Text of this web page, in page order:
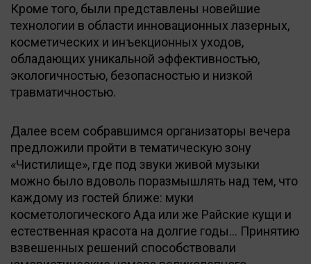
Кроме того, были представлены новейшие
технологии в области инновационных лазерных,
косметических и инъекционных уходов,
обладающих уникальной эффективностью,
экологичностью, безопасностью и низкой
травматичностью.
Далее всем собравшимся организаторы вечера
предложили пройти в тематическую зону
«Чистилище», где под звуки живой музыки
можно было вдоволь поразмышлять над тем, что
каждому из гостей ближе: муки
косметологического Ада или же Райские кущи и
естественная красота на долгие годы… Принятию
взвешенных решений способствовали